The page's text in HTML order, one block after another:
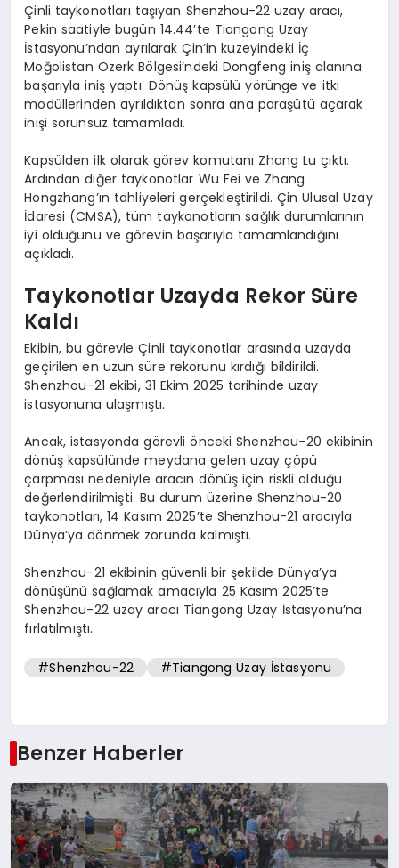
Çinli taykonotları taşıyan Shenzhou-22 uzay aracı,
Pekin saatiyle bugün 14.44’te Tiangong Uzay
İstasyonu’ndan ayrılarak Çin’in kuzeyindeki İç
Moğolistan Özerk Bölgesi’ndeki Dongfeng iniş alanına
başarıyla iniş yaptı. Dönüş kapsülü yörünge ve itki
modüllerinden ayrıldıktan sonra ana paraşütü açarak
inişi sorunsuz tamamladı.
Kapsülden ilk olarak görev komutanı Zhang Lu çıktı.
Ardından diğer taykonotlar Wu Fei ve Zhang
Hongzhang’ın tahliyeleri gerçekleştirildi. Çin Ulusal Uzay
İdaresi (CMSA), tüm taykonotların sağlık durumlarının
iyi olduğunu ve görevin başarıyla tamamlandığını
açıkladı.
Taykonotlar Uzayda Rekor Süre
Kaldı
Ekibin, bu görevle Çinli taykonotlar arasında uzayda
geçirilen en uzun süre rekorunu kırdığı bildirildi.
Shenzhou-21 ekibi, 31 Ekim 2025 tarihinde uzay
istasyonuna ulaşmıştı.
Ancak, istasyonda görevli önceki Shenzhou-20 ekibinin
dönüş kapsülünde meydana gelen uzay çöpü
çarpması nedeniyle aracın dönüş için riskli olduğu
değerlendirilmişti. Bu durum üzerine Shenzhou-20
taykonotları, 14 Kasım 2025’te Shenzhou-21 aracıyla
Dünya’ya dönmek zorunda kalmıştı.
Shenzhou-21 ekibinin güvenli bir şekilde Dünya’ya
dönüşünü sağlamak amacıyla 25 Kasım 2025’te
Shenzhou-22 uzay aracı Tiangong Uzay İstasyonu’na
fırlatılmıştı.
#Shenzhou-22 #Tiangong Uzay İstasyonu
Benzer Haberler